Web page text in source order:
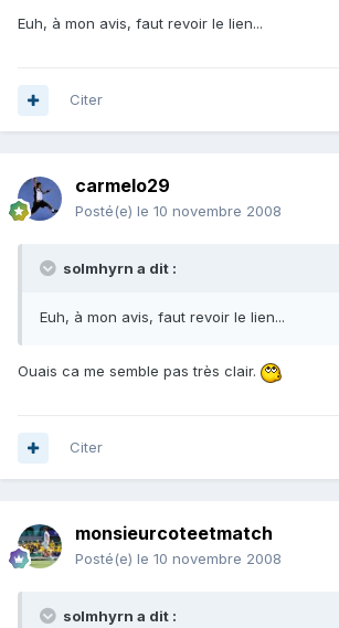
Euh, à mon avis, faut revoir le lien...
Citer
carmelo29
Posté(e) le 10 novembre 2008
solmhyrn a dit :
Euh, à mon avis, faut revoir le lien...
Ouais ca me semble pas très clair.
Citer
monsieurcoteetmatch
Posté(e) le 10 novembre 2008
solmhyrn a dit :